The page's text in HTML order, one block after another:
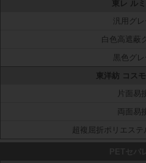
東レ ル
汎用グレ
白色高遮蔽
黒色グレ
東洋紡 コス
片面易
両面易
超複屈折ポリエス